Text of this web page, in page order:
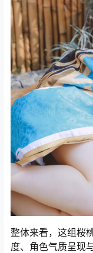
整体来看，这组桜
度、角色气质呈现